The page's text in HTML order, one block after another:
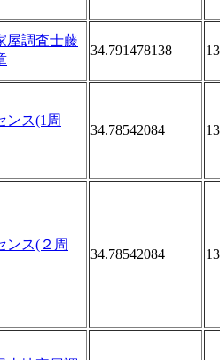
屋調査士藤
34.791478138
ンス(1周
34.78542084
ンス(２周
34.78542084